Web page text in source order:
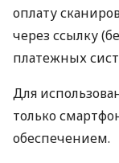
оплату
через ссылку
платежных
Для
только
обеспечением.